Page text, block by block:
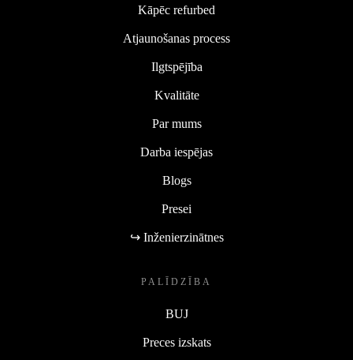
Kāpēc refurbed
Atjaunošanas process
Ilgtspējība
Kvalitāte
Par mums
Darba iespējas
Blogs
Presei
↪ Inženierzinātnes
PALĪDZĪBA
BUJ
Preces izskats